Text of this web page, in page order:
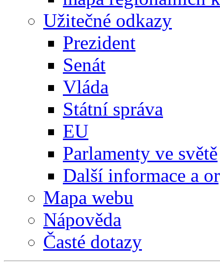
Užitečné odkazy
Prezident
Senát
Vláda
Státní správa
EU
Parlamenty ve světě
Další informace a
Mapa webu
Nápověda
Časté dotazy